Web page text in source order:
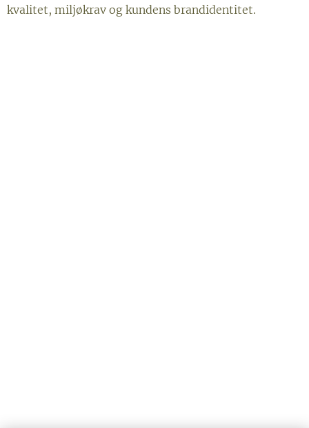
kvalitet, miljøkrav og kundens brandidentitet.